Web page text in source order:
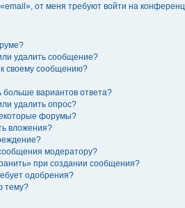
от меня требуют войти на
удалить сообщение?
своему сообщению?
больше вариантов ответа?
удалить опрос?
форумы?
вложения?
модератору?
при создании сообщения?
одобрения?
тему?